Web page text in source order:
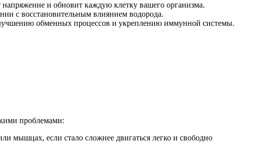
и обновит каждую клетку вашего организма.
с восстановительным влиянием водорода.
обменных процессов и укреплению иммунной системы.
проблемами:
мышцах, если стало сложнее двигаться легко и свободно